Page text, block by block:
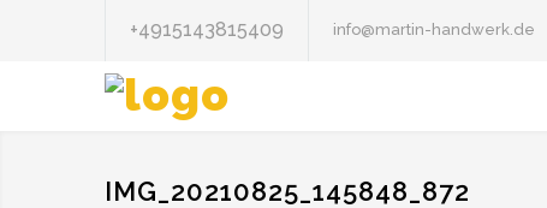
+4915143815409 info@martin-handwerk.de
IMG_20210825_145848_872